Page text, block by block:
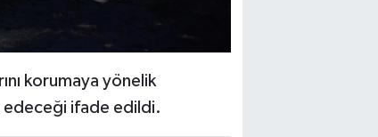
korumaya yönelik
edeceği ifade edildi.